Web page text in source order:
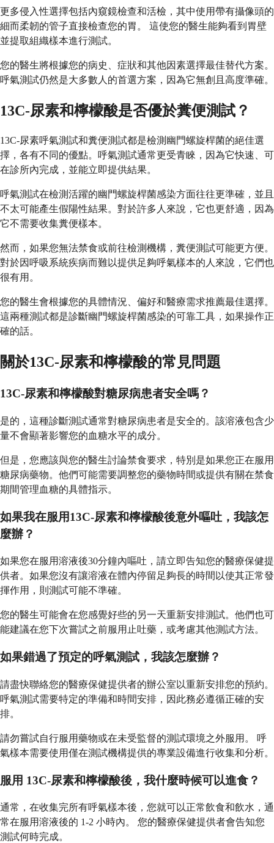
更多侵入性選擇包括內窺鏡檢查和活檢，其中使用帶有攝像頭的
細而柔韌的管子直接檢查您的胃。 這使您的醫生能夠看到胃壁
並提取組織樣本進行測試。
您的醫生將根據您的病史、症狀和其他因素選擇最佳替代方案。
呼氣測試仍然是大多數人的首選方案，因為它無創且高度準確。
13C-尿素和檸檬酸是否優於糞便測試？
13C-尿素呼氣測試和糞便測試都是檢測幽門螺旋桿菌的絕佳選
擇，各有不同的優點。呼氣測試通常更受青睞，因為它快速、可
在診所內完成，並能立即提供結果。
呼氣測試在檢測活躍的幽門螺旋桿菌感染方面往往更準確，並且
不太可能產生假陽性結果。對於許多人來說，它也更舒適，因為
它不需要收集糞便樣本。
然而，如果您無法禁食或前往檢測機構，糞便測試可能更方便。
對於因呼吸系統疾病而難以提供足夠呼氣樣本的人來說，它們也
很有用。
您的醫生會根據您的具體情況、偏好和醫療需求推薦最佳選擇。
這兩種測試都是診斷幽門螺旋桿菌感染的可靠工具，如果操作正
確的話。
關於13C-尿素和檸檬酸的常見問題
13C-尿素和檸檬酸對糖尿病患者安全嗎？
是的，這種診斷測試通常對糖尿病患者是安全的。該溶液包含少
量不會顯著影響您的血糖水平的成分。
但是，您應該與您的醫生討論禁食要求，特別是如果您正在服用
糖尿病藥物。他們可能需要調整您的藥物時間或提供有關在禁食
期間管理血糖的具體指示。
如果我在服用13C-尿素和檸檬酸後意外嘔吐，我該怎
麼辦？
如果您在服用溶液後30分鐘內嘔吐，請立即告知您的醫療保健提
供者。如果您沒有讓溶液在體內停留足夠長的時間以使其正常發
揮作用，則測試可能不準確。
您的醫生可能會在您感覺好些的另一天重新安排測試。他們也可
能建議在您下次嘗試之前服用止吐藥，或考慮其他測試方法。
如果錯過了預定的呼氣測試，我該怎麼辦？
請盡快聯絡您的醫療保健提供者的辦公室以重新安排您的預約。
呼氣測試需要特定的準備和時間安排，因此務必遵循正確的安
排。
請勿嘗試自行服用藥物或在未受監督的測試環境之外服用。 呼
氣樣本需要使用僅在測試機構提供的專業設備進行收集和分析。
服用 13C-尿素和檸檬酸後，我什麼時候可以進食？
通常，在收集完所有呼氣樣本後，您就可以正常飲食和飲水，通
常在服用溶液後的 1-2 小時內。 您的醫療保健提供者會告知您
測試何時完成。